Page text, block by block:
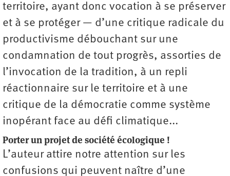
territoire, ayant donc vocation à se préserver
et à se protéger — d’une critique radicale du
productivisme débouchant sur une
condamnation de tout progrès, assorties de
l’invocation de la tradition, à un repli
réactionnaire sur le territoire et à une
critique de la démocratie comme système
inopérant face au défi climatique...
Porter un projet de société écologique !
L’auteur attire notre attention sur les
confusions qui peuvent naître d’une